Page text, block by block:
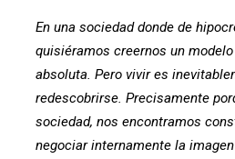
En una sociedad donde de
quisiéramos creernos un
absoluta. Pero vivir es
redescobrirse. Precisamente
sociedad, nos encontramos
negociar internamente la